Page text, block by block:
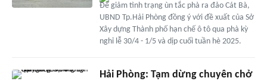
Để giảm tình trạng ùn tắc phà ra đảo Cát Bà,
UBND Tp.Hải Phòng đồng ý với đề xuất của Sở
Xây dựng Thành phố hạn chế ô tô qua phà kỳ
nghỉ lễ 30/4 - 1/5 và dịp cuối tuần hè 2025.
Hải Phòng: Tạm dừng chuyên chở